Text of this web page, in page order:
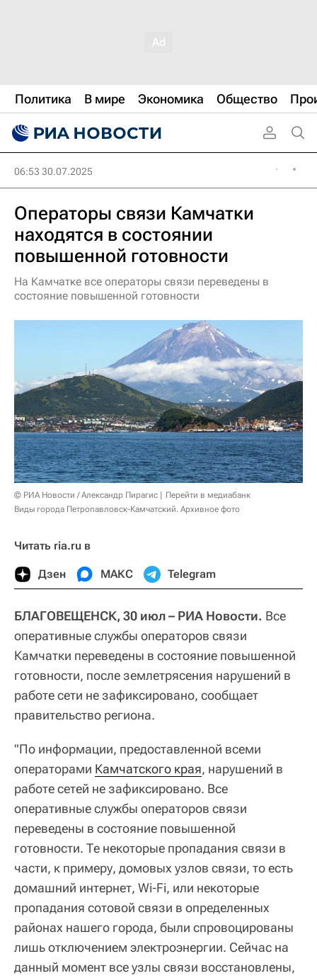
Политика В мире Экономика Общество
06:53 30.07.2025
Операторы связи Камчатки
находятся в состоянии
повышенной готовности
На Камчатке все операторы связи переведены в
состояние повышенной готовности
© РИА Новости / Александр Пирагис
Перейти в медиабанк
Виды города Петропавловск-Камчатский. Архивное фото
Читать ria.ru в
Дзен МАКС Telegram
БЛАГОВЕЩЕНСК, 30 июл – РИА Новости. Все
оперативные службы операторов связи
Камчатки переведены в состояние повышенной
готовности, после землетрясения нарушений в
работе сети не зафиксировано, сообщает
правительство региона.
"По информации, предоставленной всеми
операторами Камчатского края, нарушений в
работе сетей не зафиксировано. Все
оперативные службы операторов связи
переведены в состояние повышенной
готовности. Те некоторые пропадания связи в
части, к примеру, домовых узлов связи, то есть
домашний интернет, Wi-Fi, или некоторые
пропадания сотовой связи в определенных
районах нашего города, были спровоцированы
лишь отключением электроэнергии. Сейчас на
данный момент все узлы связи восстановлены,